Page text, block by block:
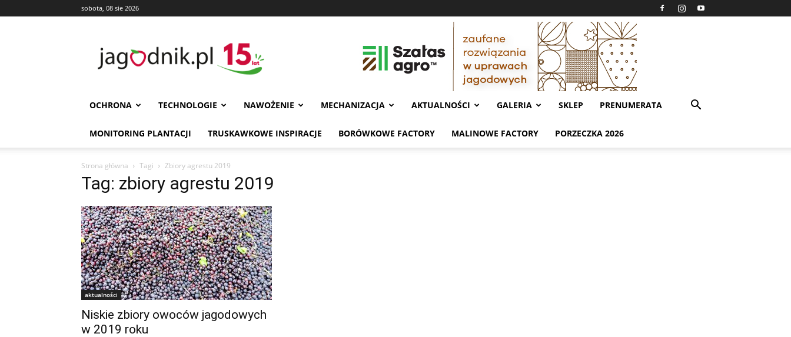
sobota, 08 sie 2026
OCHRONA TECHNOLOGIE NAWOŻENIE MECHANIZACJA AKTUALNOŚCI GALERIA SKLEP PRENUMERATA
MONITORING PLANTACJI TRUSKAWKOWE INSPIRACJE BORÓWKOWE FACTORY MALINOWE FACTORY PORZECZKA 2026
Strona główna Tagi Zbiory agrestu 2019
Tag: zbiory agrestu 2019
aktualności
Niskie zbiory owoców jagodowych
w 2019 roku